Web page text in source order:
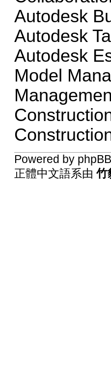
Autodesk
Autodesk
Autodesk
Model
Powered by
正體中文語系由竹